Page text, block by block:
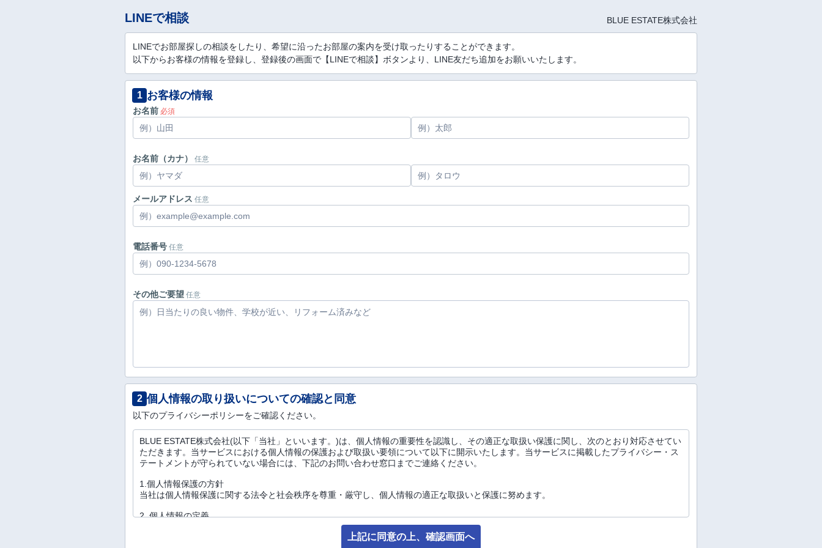
LINEで相談 BLUE ESTATE株式会社
LINEでお部屋探しの相談をしたり、希望に沿ったお部屋の案内を受け取ったりすることができます。
以下からお客様の情報を登録し、登録後の画面で【LINEで相談】ボタンより、LINE友だち追加をお願いいたします。
1 お客様の情報
お名前 必須
お名前（カナ） 任意
メールアドレス 任意
電話番号 任意
その他ご要望 任意
2 個人情報の取り扱いについての確認と同意
以下のプライバシーポリシーをご確認ください。
BLUE ESTATE株式会社(以下「当社」といいます。)は、個人情報の重要性を認識し、その適正な取扱い保護に関し、次のとおり対応させてい
ただきます。当サービスにおける個人情報の保護および取扱い要領について以下に開示いたします。当サービスに掲載したプライバシー・ス
テートメントが守られていない場合には、下記のお問い合わせ窓口までご連絡ください。
1.個人情報保護の方針
当社は個人情報保護に関する法令と社会秩序を尊重・厳守し、個人情報の適正な取扱いと保護に努めます。
2. 個人情報の定義
個人情報とは、お客様の氏名、生年月日、お電話番号、勤務先等の属性情報、E-Mailアドレス、ご住所、連帯保証人予定者の情報、その他お
客様から提供を受けた情報において、1つまたは複数を組み合わせることにより、お客様個人を特定することのできる情報をいいます。